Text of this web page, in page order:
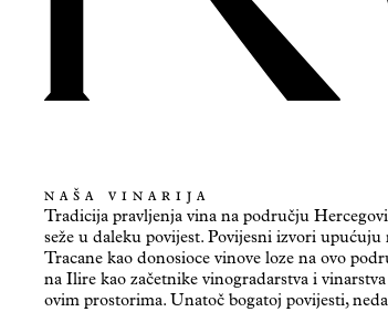
NAŠA VINARIJA
Tradicija pravljenja vina na području
seže u daleku povijest. Povijesni izvori upućuju
Tracane kao donosioce vinove loze na ovo
na Ilire kao začetnike vinogradarstva i
ovim prostorima. Unatoč bogatoj povijesti,